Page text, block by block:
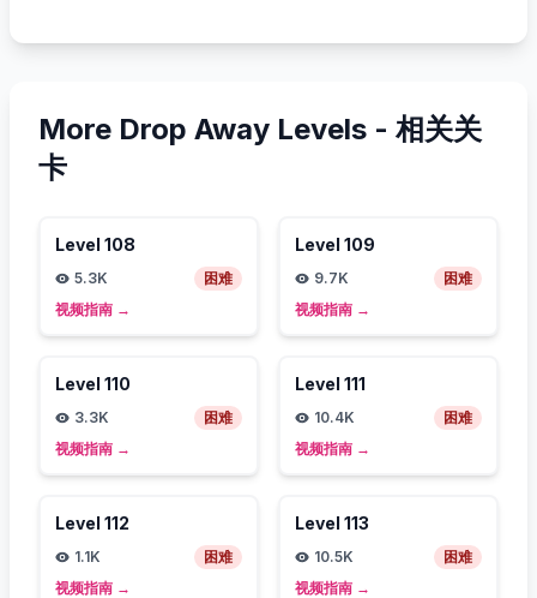
More Drop Away Levels - 相关关
卡
Level 108
5.3K
困难
视频指南 →
Level 109
9.7K
困难
视频指南 →
Level 110
3.3K
困难
视频指南 →
Level 111
10.4K
困难
视频指南 →
Level 112
1.1K
困难
视频指南 →
Level 113
10.5K
困难
视频指南 →